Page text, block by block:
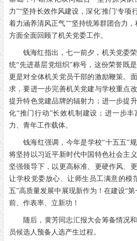
力”“坚持长效作风建设，深化'推门'专项
着力涵养清风正气”“坚持统筹群团合力
方面全面回顾了机关党委工作。
钱海红指出，七一前夕，机关党委
统“先进基层党组织”称号，这份荣誉既
更是对全体机关党员干部的激励鞭策。
求，要进一步完善机关党建与学校重点
提升特色党建品牌的辐射力；进一步提
化“推门行动”长效机制建设；进一步
力、青年工作载体。
钱海红强调，今年是学校“十五五”
将坚持以习近平新时代中国特色社会主
坚强领导下，以更高标准、更硬作风、
让学校党委放心、让师生员工满意的模
五”高质量发展中展现新作为！在建设“
前、作表率、立新功！
随后，黄芳同志汇报大会筹备情况
员候选人预备人选产生过程。